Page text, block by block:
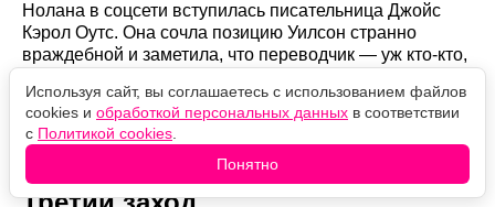
Нолана в соцсети вступилась писательница Джойс
Кэрол Оутс. Она сочла позицию Уилсон странно
враждебной и заметила, что переводчик — уж кто-кто,
и не равен оригиналу. От человека, который сам
служит тексту, Оутс ждала чуть большего уважения к
тем, кто действует так же добросовестно.
Используя сайт, вы соглашаетесь с использованием файлов
cookies и обработкой персональных данных в соответствии
с Политикой cookies
Понятно